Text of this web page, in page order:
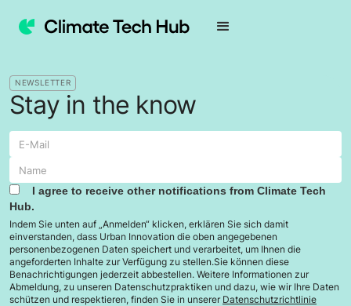
NEWSLETTER
Stay in the know
I agree to receive other notifications from Climate Tech
Hub.
Indem Sie unten auf „Anmelden“ klicken, erklären Sie sich damit
einverstanden, dass Urban Innovation die oben angegebenen
personenbezogenen Daten speichert und verarbeitet, um Ihnen die
angeforderten Inhalte zur Verfügung zu stellen.Sie können diese
Benachrichtigungen jederzeit abbestellen. Weitere Informationen zur
Abmeldung, zu unseren Datenschutzpraktiken und dazu, wie wir Ihre Daten
schützen und respektieren, finden Sie in unserer Datenschutzrichtlinie